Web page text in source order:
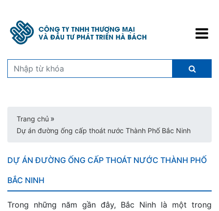
Trang chủ »
Dự án đường ống cấp thoát nước Thành Phố Bắc Ninh
DỰ ÁN ĐƯỜNG ỐNG CẤP THOÁT NƯỚC THÀNH PHỐ
BẮC NINH
Trong những năm gần đây, Bắc Ninh là một trong